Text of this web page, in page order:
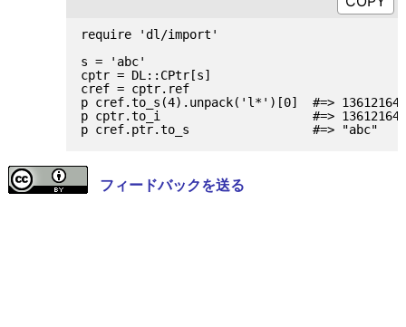
require 'dl/import'
s = 'abc'
cptr = DL::CPtr[s]
cref = cptr.ref
p cref.to_s(4).unpack('l*')[0]  #=> 136121648
p cptr.to_i                     #=> 136121648
フィードバックを送る